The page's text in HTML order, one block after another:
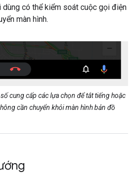
dùng có thể kiểm soát cuộc gọi điện
màn hình.
cung cấp các lựa chọn để tắt tiếng hoặc
cần chuyển khỏi màn hình bản đồ